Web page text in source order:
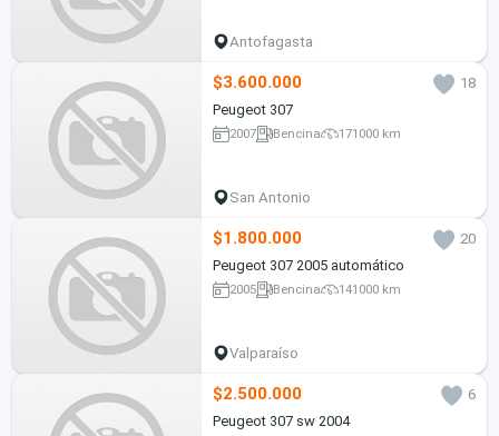
Antofagasta
$3.600.000
18
Peugeot 307
2007 Bencina 171000 km
San Antonio
$1.800.000
20
Peugeot 307 2005 automático
2005 Bencina 141000 km
Valparaíso
$2.500.000
6
Peugeot 307 sw 2004